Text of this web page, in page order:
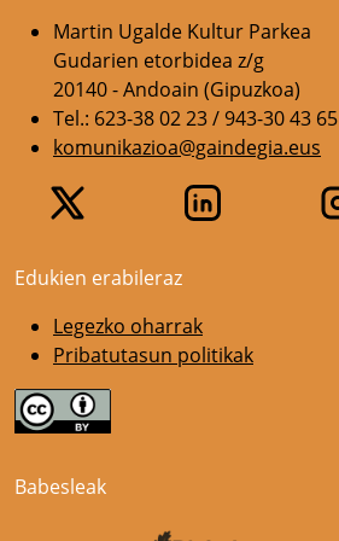
Martin Ugalde Kultur Parkea
Gudarien etorbidea z/g
20140 - Andoain (Gipuzkoa)
Tel.: 623-38 02 23 / 943-30 43 65
komunikazioa@gaindegia.eus
Edukien erabileraz
Legezko oharrak
Pribatutasun politikak
Babesleak